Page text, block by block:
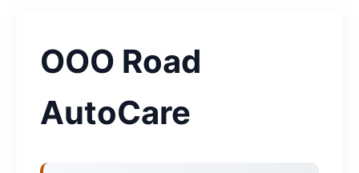
ООО Road
AutoCare